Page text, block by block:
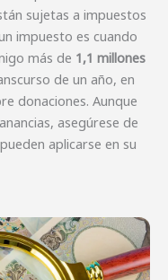
sujetas a impuestos
impuesto es cuando
más de 1,1 millones
de un año, en
donaciones. Aunque
asegúrese de
aplicarse en su